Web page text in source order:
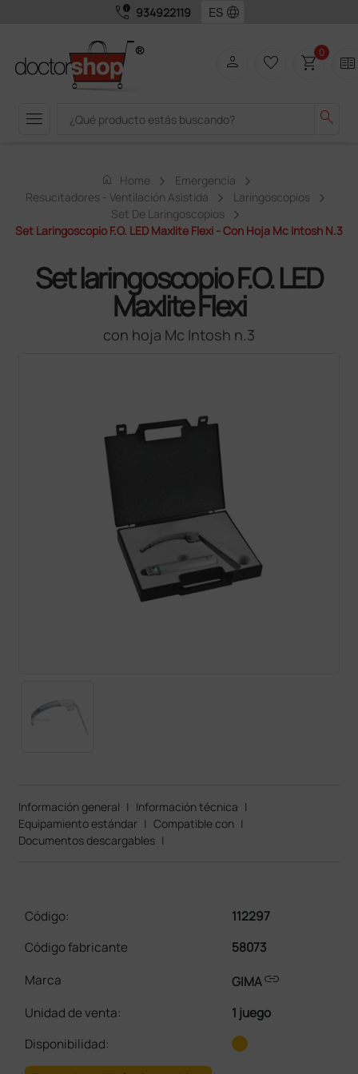
call_quality 934922119 language
menu search
person favorite_border shopping_cart0 two_pager
home Home
Emergencia
Resucitadores - Ventilación Asistida
Laringoscopios
Set De Laringoscopios
Set Laringoscopio F.O. LED Maxlite Flexi - Con Hoja Mc Intosh N.3
Set laringoscopio F.O. LED
Maxlite Flexi
con hoja Mc Intosh n.3
Información general | Información técnica |
Equipamiento estándar | Compatible con |
Documentos descargables |
Código:
112297
Código fabricante
58073
Marca
GIMAlink
Unidad de venta:
1 juego
Disponibilidad: